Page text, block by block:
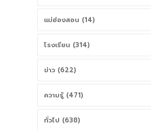
แม่ฮ่องสอน (14)
โรงเรียน (314)
ข่าว (622)
ความรู้ (471)
ทั่วไป (638)